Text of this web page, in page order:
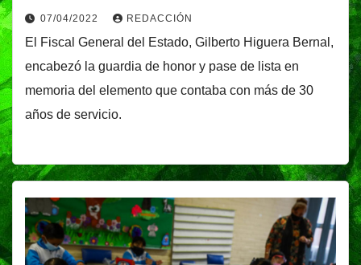
07/04/2022 REDACCIÓN
El Fiscal General del Estado, Gilberto Higuera Bernal,
encabezó la guardia de honor y pase de lista en
memoria del elemento que contaba con más de 30
años de servicio.